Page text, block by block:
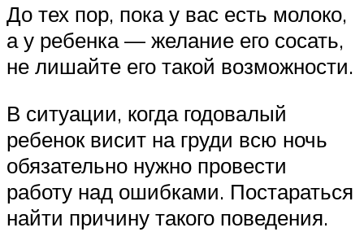
До тех пор, пока у вас есть молоко,
а у ребенка — желание его сосать,
не лишайте его такой возможности.
В ситуации, когда годовалый
ребенок висит на груди всю ночь
обязательно нужно провести
работу над ошибками. Постараться
найти причину такого поведения.